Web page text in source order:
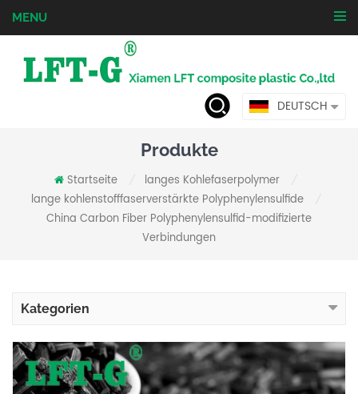
MENU
DEUTSCH
Produkte
Startseite langes Kohlefaserpolymer
lange kohlenstofffaserverstärkte Polyphenylensulfide
China Carbon Fiber Polyphenylensulfid-modifizierte
Verbindungen
Kategorien